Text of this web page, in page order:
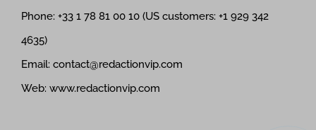
Phone: +33 1 78 81 00 10 (US customers: +1 929 342
4635)
Email: contact@redactionvip.com
Web: www.redactionvip.com